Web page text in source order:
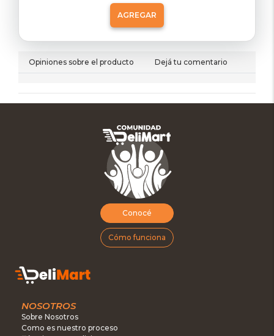
AGREGAR
Opiniones sobre el producto Dejá tu comentario
Conocé
Cómo funciona
NOSOTROS
Sobre Nosotros
Como es nuestro proceso